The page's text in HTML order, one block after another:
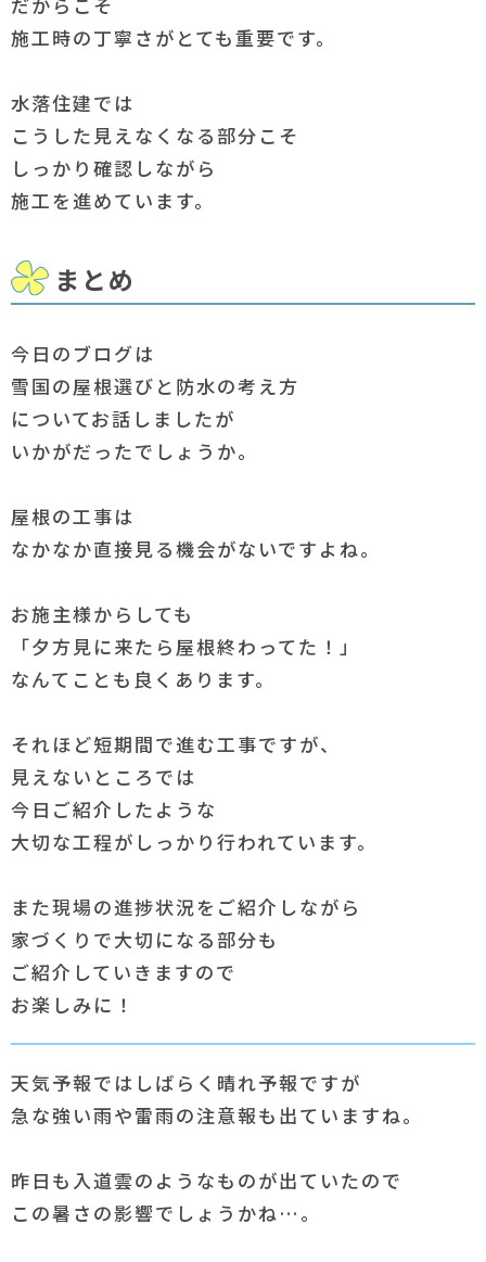
施工時の丁寧さがとても重要です。
水落住建では
こうした見えなくなる部分こそ
しっかり確認しながら
施工を進めています。
まとめ
今日のブログは
雪国の屋根選びと防水の考え方
についてお話しましたが
いかがだったでしょうか。
屋根の工事は
なかなか直接見る機会がないですよね。
お施主様からしても
「夕方見に来たら屋根終わってた！」
なんてことも良くあります。
それほど短期間で進む工事ですが、
見えないところでは
今日ご紹介したような
大切な工程がしっかり行われています。
また現場の進捗状況をご紹介しながら
家づくりで大切になる部分も
ご紹介していきますので
お楽しみに！
天気予報ではしばらく晴れ予報ですが
急な強い雨や雷雨の注意報も出ていますね。
昨日も入道雲のようなものが出ていたので
この暑さの影響でしょうかね…。